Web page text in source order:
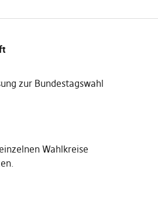
zur Bundestagswahl
Wahlkreise
.